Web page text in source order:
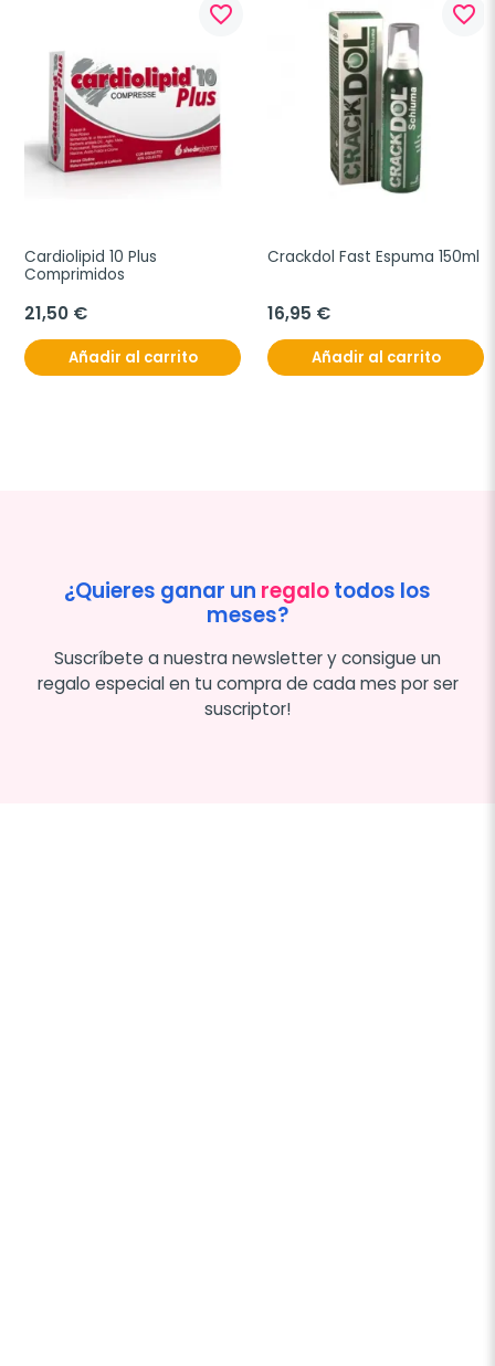
favorite_border
Cardiolipid 10 Plus
Comprimidos
21,50 €
Añadir al carrito
favorite_border
Crackdol Fast Espuma 150ml
16,95 €
Añadir al carrito
¿Quieres ganar un regalotodos los
meses?
Suscríbete a nuestra newsletter y consigue un
regalo especial en tu compra de cada mes por ser
suscriptor!